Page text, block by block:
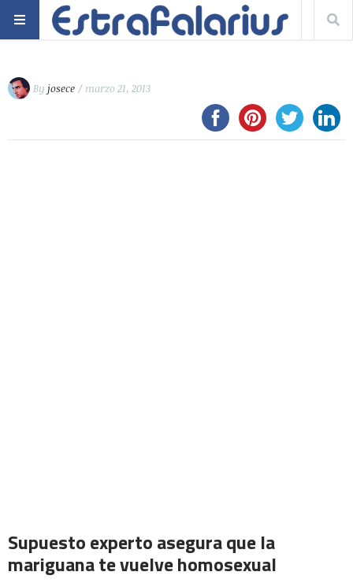
By josece / marzo 21, 2013
Supuesto experto asegura que la
mariguana te vuelve homosexual